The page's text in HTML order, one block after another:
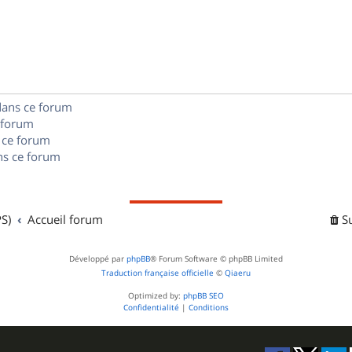
e
ce forum
forum
ce forum
Accueil forum
Développé par phpBB® Forum Software © phpBB Limited
Traduction française officielle © Qiaeru
Optimized by: phpBB SEO
Confidentialité | Conditions